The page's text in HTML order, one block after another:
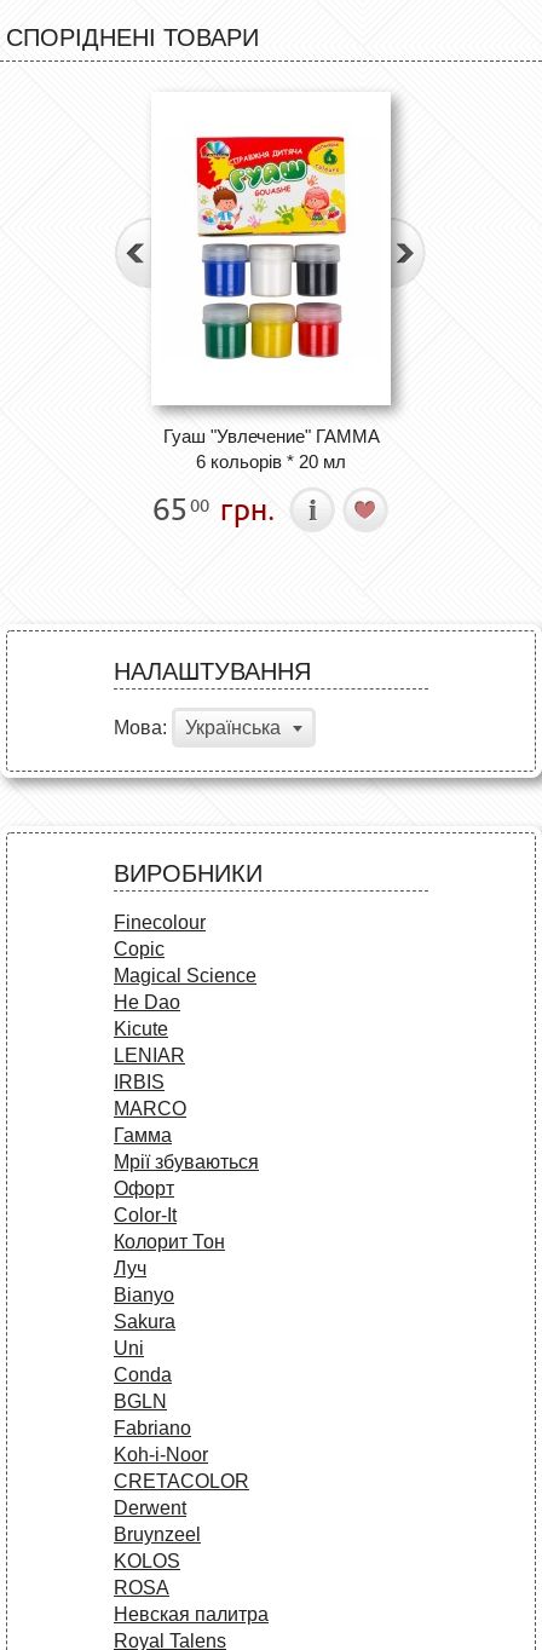
СПОРІДНЕНІ ТОВАРИ
Гуаш "Увлечение" ГАММА
6 кольорів * 20 мл
6500 грн.
НАЛАШТУВАННЯ
Мова: Українська
ВИРОБНИКИ
Finecolour
Copic
Magical Science
He Dao
Kicute
LENIAR
IRBIS
MARCO
Гамма
Мрії збуваються
Офорт
Сolor-It
Колорит Тон
Луч
Bianyo
Sakura
Uni
Conda
BGLN
Fabriano
Koh-i-Noor
CRETACOLOR
Derwent
Bruynzeel
KOLOS
ROSA
Невская палитра
Royal Talens